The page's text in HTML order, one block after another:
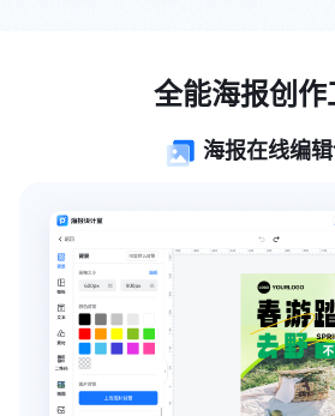
全能海报创作
海报在线编